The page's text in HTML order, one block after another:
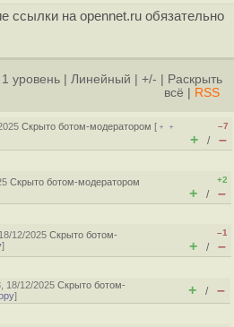
ссылки на opennet.ru обязательно
1 уровень Линейный +/-
Раскрыть
всё
RSS
Скрыто ботом-модератором [ ﹢﹢
–7
+ / –
Скрыто ботом-модератором
+2
+ / –
12/2025Скрыто ботом-
]
–1
+ / –
18/12/2025Скрыто ботом-
] + / –